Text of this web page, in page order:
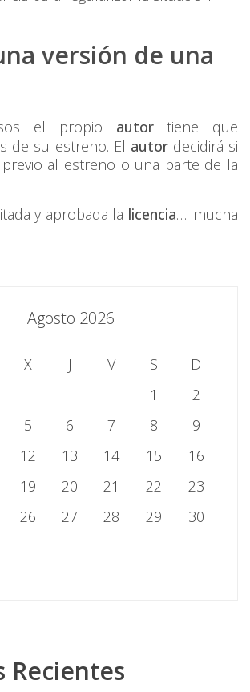
versión de una
el propio autortiene que
de su estreno. El autordecidirá si
al estreno o una parte de la
y aprobada la licencia… ¡mucha
Agosto 2026
X J V S
D
1
2
5 6 7 8
9
12 13 14 15
16
19 20 21 22
23
26 27 28 29
30
Recientes